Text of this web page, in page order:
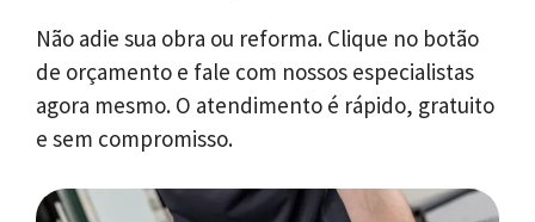
Não adie sua obra ou reforma. Clique no botão
de orçamento e fale com nossos especialistas
agora mesmo. O atendimento é rápido, gratuito
e sem compromisso.